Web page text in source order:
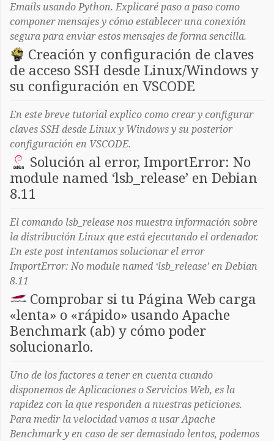
Emails usando Python. Explicaré paso a paso como
componer mensajes y cómo establecer una conexión
segura para enviar estos mensajes de forma sencilla.
Creación y configuración de claves
de acceso SSH desde Linux/Windows y
su configuración en VSCODE
En este breve tutorial explico como crear y configurar
claves SSH desde Linux y Windows y su posterior
configuración en VSCODE.
Solución al error, ImportError: No
module named ‘lsb_release’ en Debian
8.11
El comando lsb_release nos muestra información sobre
la distribución Linux que está ejecutando el ordenador.
En este post intentamos solucionar el error
ImportError: No module named ‘lsb_release’ en Debian
8.11
Comprobar si tu Página Web carga
«lenta» o «rápido» usando Apache
Benchmark (ab) y cómo poder
solucionarlo.
Uno de los factores a tener en cuenta cuando
disponemos de Aplicaciones o Servicios Web, es la
rapidez con la que responden a nuestras peticiones.
Para medir la velocidad vamos a usar Apache
Benchmark y en caso de ser demasiado lentos, podemos